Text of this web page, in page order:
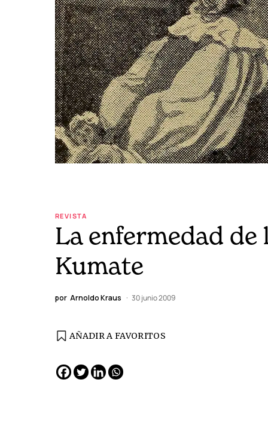
REVISTA
La enfermedad
Kumate
por Arnoldo Kraus 30 junio 2009
AÑADIR A FAVORITOS